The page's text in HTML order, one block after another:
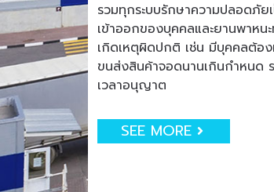
รวมทุกระบบรักษาความปลอดภั
เข้าออกของบุคคลและยานพาหน
เกิดเหตุผิดปกติ เช่น มีบุคคลต้อง
ขนส่งสินค้าจอดนานเกินกำหนด
เวลาอนุญาต
SEE MORE